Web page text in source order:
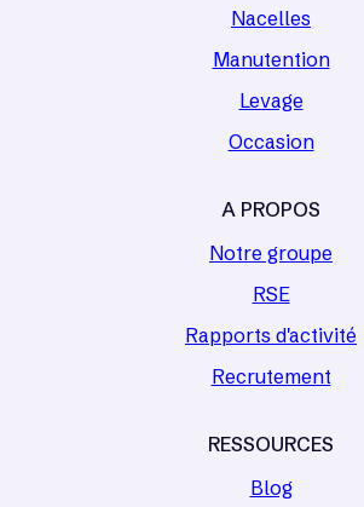
Nacelles
Manutention
Levage
Occasion
A PROPOS
Notre groupe
RSE
Rapports d'activité
Recrutement
RESSOURCES
Blog